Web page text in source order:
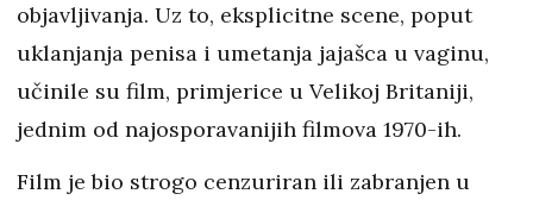
objavljivanja. Uz to, eksplicitne scene, poput
uklanjanja penisa i umetanja jajašca u vaginu,
učinile su film, primjerice u Velikoj Britaniji,
jednim od najosporavanijih filmova 1970-ih.
Film je bio strogo cenzuriran ili zabranjen u